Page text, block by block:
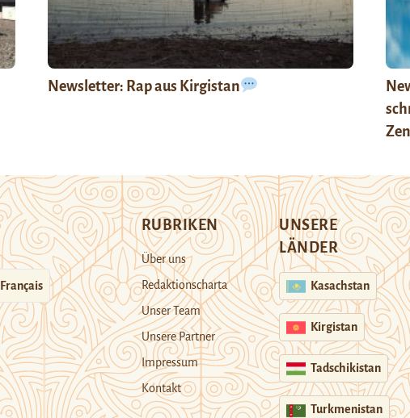
Newsletter: Rap aus Kirgistan
Français
RUBRIKEN
Über uns
Redaktionscharta
Unser Team
Unsere Partner
Impressum
Kontakt
UNSERE
LÄNDER
Kasachstan
Kirgistan
Tadschikistan
Turkmenistan